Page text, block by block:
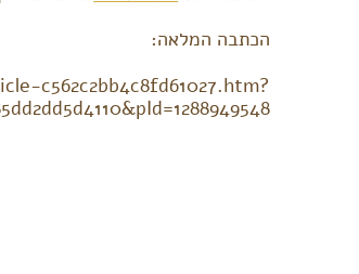
הכתבה המלאה:
c562c2bb4c8fd61027.htm?